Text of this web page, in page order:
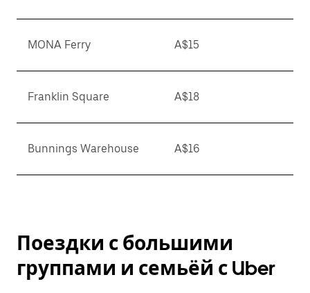
MONA Ferry A$15
Franklin Square A$18
Bunnings Warehouse A$16
Поездки с большими
группами и семьёй с Uber